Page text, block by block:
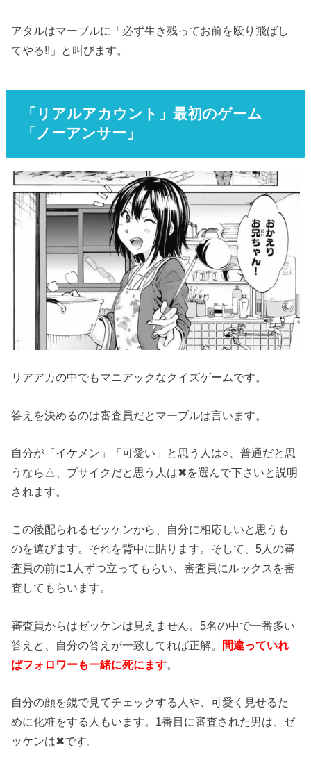
アタルはマーブルに「必ず生き残ってお前を殴り飛ばし
てやる!!」と叫びます。
「リアルアカウント」最初のゲーム
「ノーアンサー」
リアアカの中でもマニアックなクイズゲームです。
答えを決めるのは審査員だとマーブルは言います。
自分が「イケメン」「可愛い」と思う人は○、普通だと思
うなら△、ブサイクだと思う人は✖を選んで下さいと説明
されます。
この後配られるゼッケンから、自分に相応しいと思うも
のを選びます。それを背中に貼ります。そして、5人の審
査員の前に1人ずつ立ってもらい、審査員にルックスを審
査してもらいます。
審査員からはゼッケンは見えません。5名の中で一番多い
答えと、自分の答えが一致してれば正解。 間違っていれ
ばフォロワーも一緒に死にます。
自分の顔を鏡で見てチェックする人や、可愛く見せるた
めに化粧をする人もいます。1番目に審査された男は、ゼ
ッケンは✖です。